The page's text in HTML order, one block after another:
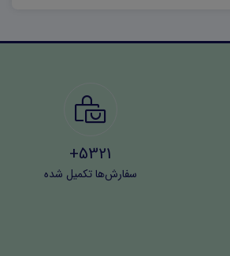
5321+
سفارش‌ها تکمیل شده